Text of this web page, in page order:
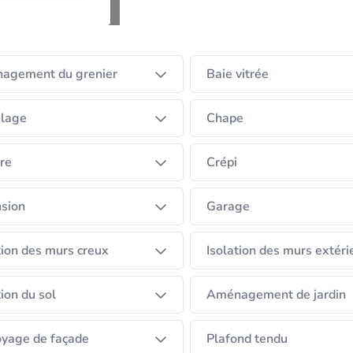
professionnalisme.
travaux grâce a nos diffèrent corp de métiers
du grenier Baie vitrée
Chape
Crépi
Garage
des murs creux Isolation des murs
du sol Aménagement de jardin
de façade Plafond tendu